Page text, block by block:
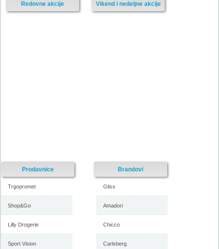
Vikend i nedeljne akcije
Redovne akcije
Prodavnice
Trgopromet
Shop&Go
Lilly Drogerie
Sport Vision
Brandovi
Gliss
Amadori
Chicco
Carlsberg